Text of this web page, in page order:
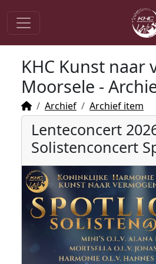
KHC Kunst naar
Moorsele -
Archief Archief item
Lenteconcert
Solistenconcert